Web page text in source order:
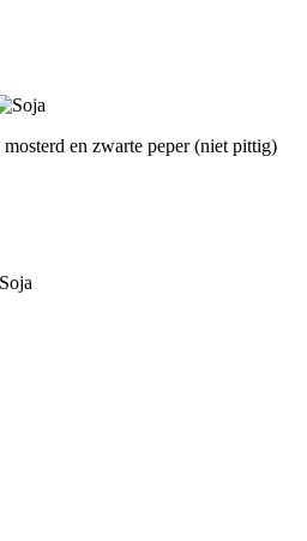
en zwarte peper (niet pittig)